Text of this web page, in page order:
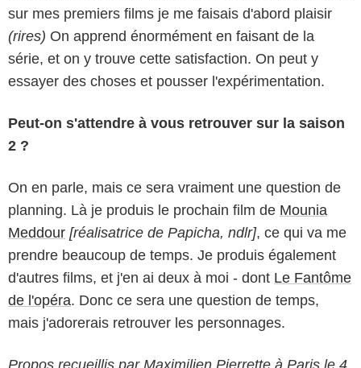
sur mes premiers films je me faisais d'abord plaisir
(rires) On apprend énormément en faisant de la
série, et on y trouve cette satisfaction. On peut y
essayer des choses et pousser l'expérimentation.
Peut-on s'attendre à vous retrouver sur la saison
2 ?
On en parle, mais ce sera vraiment une question de
planning. Là je produis le prochain film de Mounia
Meddour [réalisatrice de Papicha, ndlr], ce qui va me
prendre beaucoup de temps. Je produis également
d'autres films, et j'en ai deux à moi - dont Le Fantôme
de l'opéra. Donc ce sera une question de temps,
mais j'adorerais retrouver les personnages.
Propos recueillis par Maximilien Pierrette à Paris le 4